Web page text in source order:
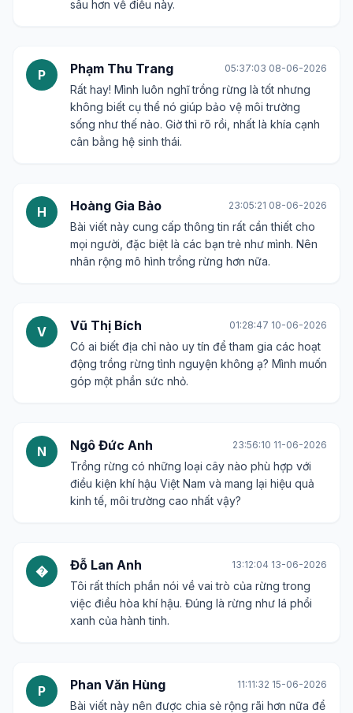
sâu hơn về điều này.
P Phạm Thu Trang 05:37:03 08-06-2026
Rất hay! Mình luôn nghĩ trồng rừng là tốt nhưng
không biết cụ thể nó giúp bảo vệ môi trường
sống như thế nào. Giờ thì rõ rồi, nhất là khía cạnh
cân bằng hệ sinh thái.
H Hoàng Gia Bảo 23:05:21 08-06-2026
Bài viết này cung cấp thông tin rất cần thiết cho
mọi người, đặc biệt là các bạn trẻ như mình. Nên
nhân rộng mô hình trồng rừng hơn nữa.
V Vũ Thị Bích 01:28:47 10-06-2026
Có ai biết địa chỉ nào uy tín để tham gia các hoạt
động trồng rừng tình nguyện không ạ? Mình muốn
góp một phần sức nhỏ.
N Ngô Đức Anh 23:56:10 11-06-2026
Trồng rừng có những loại cây nào phù hợp với
điều kiện khí hậu Việt Nam và mang lại hiệu quả
kinh tế, môi trường cao nhất vậy?
� Đỗ Lan Anh 13:12:04 13-06-2026
Tôi rất thích phần nói về vai trò của rừng trong
việc điều hòa khí hậu. Đúng là rừng như lá phổi
xanh của hành tinh.
P Phan Văn Hùng 11:11:32 15-06-2026
Bài viết này nên được chia sẻ rộng rãi hơn nữa để